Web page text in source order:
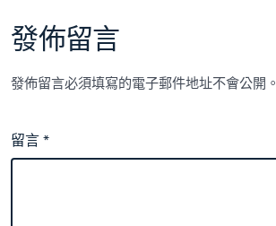
發佈留言
發佈留言必須填寫的電子郵件地址不會公開。
留言*